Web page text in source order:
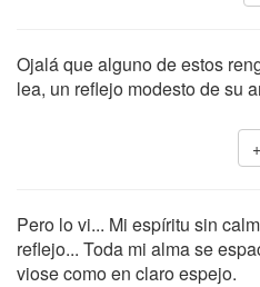
Ojalá que alguno de estos
lea, un reflejo modesto de su
Pero lo vi... Mi espíritu sin
reflejo... Toda mi alma se
viose como en claro espejo.